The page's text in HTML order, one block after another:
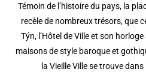
Témoin de l’histoire du pays, la
recèle de nombreux trésors, que
Týn, l’Hôtel de Ville et son
maisons de style baroque et
la Vieille Ville se trouve